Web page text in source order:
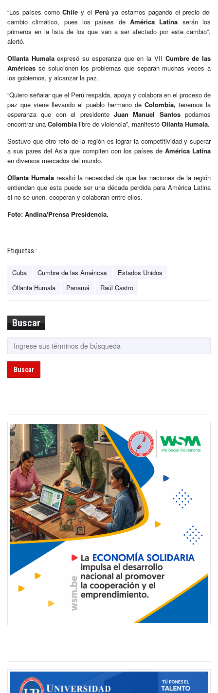
“Los países comoChile y el Perú ya estamos pagando el precio del
cambio climático, pues los países de América Latina serán los
primeros en la lista de los que van a ser afectado por este cambio”,
alertó.
Ollanta Humalaexpresó su esperanza que en la VII Cumbre de las
Américas se solucionen los problemas que separan muchas veces a
los gobiernos, y alcanzar la paz.
“Quiero señalar que el Perú respalda, apoya y colabora en el proceso de
paz que viene llevando el pueblo hermano de Colombia, tenemos la
esperanza que con el presidenteJuan Manuel Santospodamos
encontrar una Colombia libre de violencia”, manifestó Ollanta Humala.
Sostuvo que otro reto de la región es lograr la competitividad y superar
a sus pares del Asia que compiten con los países deAmérica Latina
en diversos mercados del mundo.
Ollanta Humala resaltó la necesidad de que las naciones de la región
entiendan que esta puede ser una década perdida para América Latina
si no se unen, cooperan y colaboran entre ellos.
Foto: Andina/Prensa Presidencia.
Etiquetas :
Cuba Cumbre de las Américas
Estados Unidos
Ollanta Humala
Panamá Raúl Castro
Buscar
Buscar